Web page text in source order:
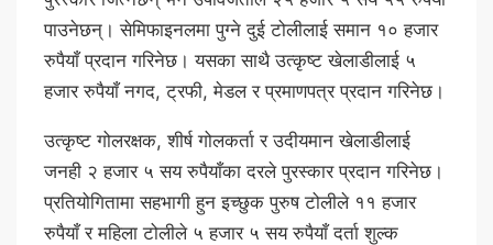
पाउनेछन्। सेमिफाइनलमा पुग्ने दुई टोलीलाई समान १० हजार
रुपैयाँ प्रदान गरिनेछ। यसका साथै उत्कृष्ट खेलाडीलाई ५
हजार रुपैयाँ नगद, ट्रफी, मेडल र प्रमाणपत्र प्रदान गरिनेछ।
उत्कृष्ट गोलरक्षक, शीर्ष गोलकर्ता र उदीयमान खेलाडीलाई
जनही २ हजार ५ सय रुपैयाँका दरले पुरस्कार प्रदान गरिनेछ।
प्रतियोगितामा सहभागी हुन इच्छुक पुरुष टोलीले ११ हजार
रुपैयाँ र महिला टोलीले ५ हजार ५ सय रुपैयाँ दर्ता शुल्क